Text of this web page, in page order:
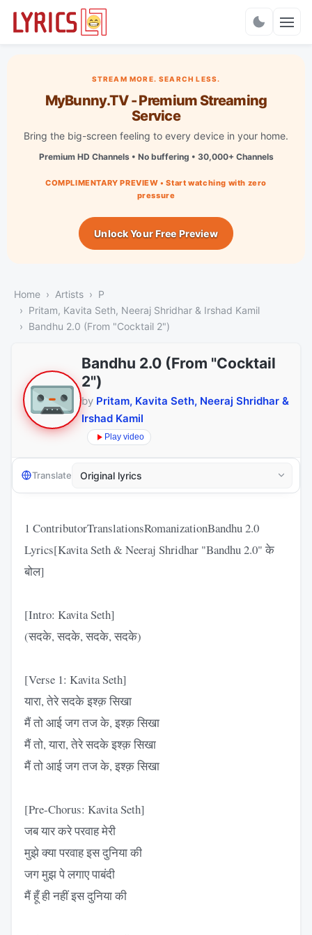
STREAM MORE. SEARCH LESS.
MyBunny.TV - Premium Streaming
Service
Bring the big-screen feeling to every device in your home.
Premium HD Channels • No buffering • 30,000+ Channels
COMPLIMENTARY PREVIEW • Start watching with zero
pressure
Unlock Your Free Preview
Home Artists
P
Pritam, Kavita Seth, Neeraj Shridhar & Irshad Kamil
Bandhu 2.0 (From "Cocktail 2")
Bandhu 2.0 (From "Cocktail
2")
by Pritam, Kavita Seth, Neeraj Shridhar &
Irshad Kamil
Play video
Translate
1 ContributorTranslationsRomanizationBandhu 2.0
Lyrics[Kavita Seth & Neeraj Shridhar "Bandhu 2.0" के
बोल]
[Intro: Kavita Seth]
(सदके, सदके, सदके, सदके)
[Verse 1: Kavita Seth]
यारा, तेरे सदके इश्क़ सिखा
मैं तो आई जग तज के, इश्क़ सिखा
मैं तो, यारा, तेरे सदके इश्क़ सिखा
मैं तो आई जग तज के, इश्क़ सिखा
[Pre-Chorus: Kavita Seth]
जब यार करे परवाह मेरी
मुझे क्या परवाह इस दुनिया की
जग मुझ पे लगाए पाबंदी
मैं हूँ ही नहीं इस दुनिया की